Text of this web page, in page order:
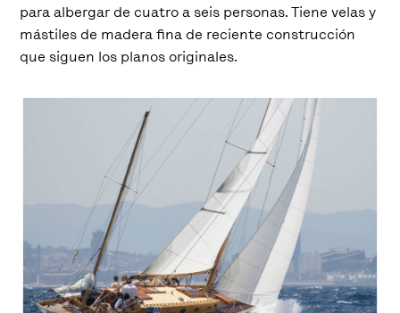
para albergar de cuatro a seis personas. Tiene velas y
mástiles de madera fina de reciente construcción
que siguen los planos originales.